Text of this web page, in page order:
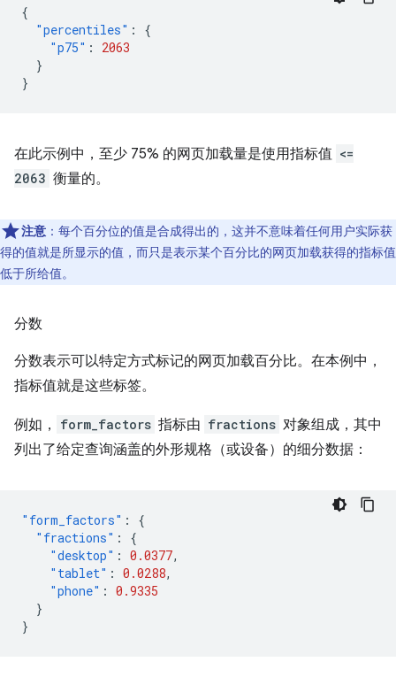
{
"percentiles" :
{
"p75" :
2063
}
}
在此示例中，至少 75% 的网页加载量是使用指标值 <=
2063 衡量的。
注意 ：每个百分位的值是合成得出的，这并不意味着任何用户实际获
得的值就是所显示的值，而只是表示某个百分比的网页加载获得的指标值
低于所给值。
分数
分数表示可以特定方式标记的网页加载百分比。在本例中，
指标值就是这些标签。
例如， form_factors 指标由 fractions 对象组成，其中
列出了给定查询涵盖的外形规格（或设备）的细分数据：
"form_factors" :
{
"fractions" :
{
"desktop" : 0.0377,
"tablet" : 0.0288,
"phone" : 0.9335
}
}